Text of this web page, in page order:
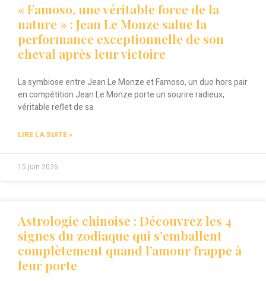
« Famoso, une véritable force de la
nature » : Jean Le Monze salue la
performance exceptionnelle de son
cheval après leur victoire
La symbiose entre Jean Le Monze et Famoso, un duo hors pair
en compétition Jean Le Monze porte un sourire radieux,
véritable reflet de sa
LIRE LA SUITE »
15 juin 2026
Astrologie chinoise : Découvrez les 4
signes du zodiaque qui s’emballent
complètement quand l’amour frappe à
leur porte